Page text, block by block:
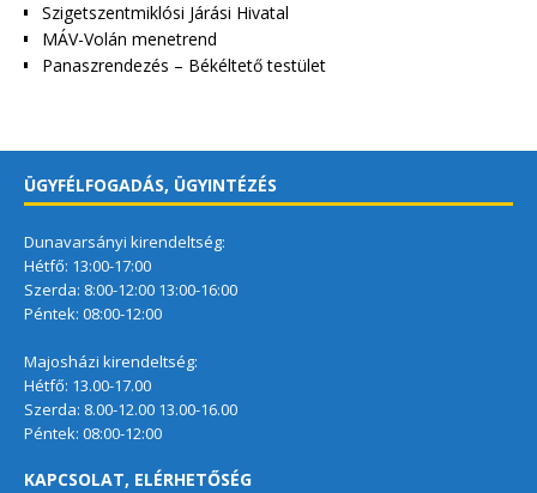
Szigetszentmiklósi Járási Hivatal
MÁV-Volán menetrend
Panaszrendezés – Békéltető testület
ÜGYFÉLFOGADÁS, ÜGYINTÉZÉS
Dunavarsányi kirendeltség:
Hétfő: 13:00-17:00
Szerda: 8:00-12:00 13:00-16:00
Péntek: 08:00-12:00
Majosházi kirendeltség:
Hétfő: 13.00-17.00
Szerda: 8.00-12.00 13.00-16.00
Péntek: 08:00-12:00
KAPCSOLAT, ELÉRHETŐSÉG